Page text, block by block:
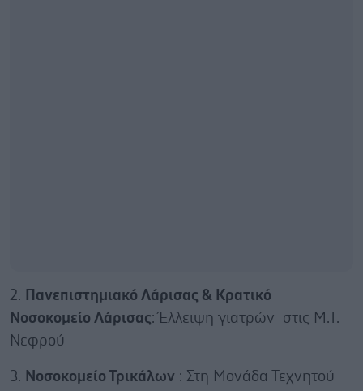
2. Πανεπιστημιακό Λάρισας & Κρατικό
Νοσοκομείο Λάρισας: Έλλειψη γιατρών στις Μ.Τ.
Νεφρού
3. Νοσοκομείο Τρικάλων : Στη Μονάδα Τεχνητού